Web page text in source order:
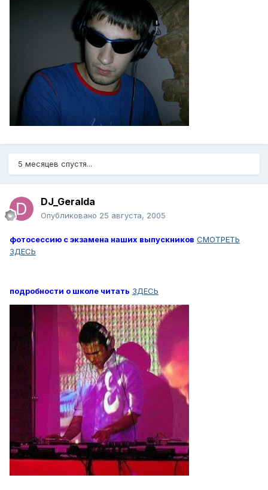
5 месяцев спустя...
DJ_Geralda
Опубликовано 25 августа, 2005
фотосессию с экзамена наших выпускников СМОТРЕТЬ
ЗДЕСЬ
подробности о школе читать ЗДЕСЬ